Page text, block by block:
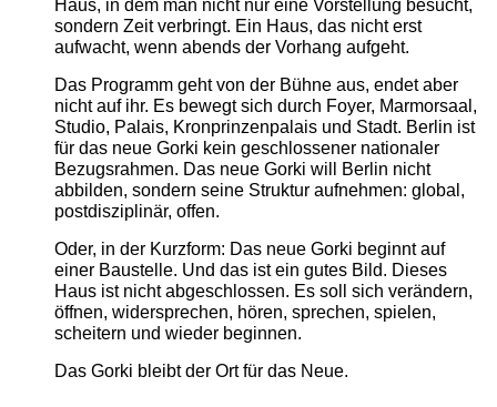
Haus, in dem man nicht nur eine Vorstellung besucht,
sondern Zeit verbringt. Ein Haus, das nicht erst
aufwacht, wenn abends der Vorhang aufgeht.
Das Programm geht von der Bühne aus, endet aber
nicht auf ihr. Es bewegt sich durch Foyer, Marmorsaal,
Studio, Palais, Kronprinzenpalais und Stadt. Berlin ist
für das neue Gorki kein geschlossener nationaler
Bezugsrahmen. Das neue Gorki will Berlin nicht
abbilden, sondern seine Struktur aufnehmen: global,
postdisziplinär, offen.
Oder, in der Kurzform: Das neue Gorki beginnt auf
einer Baustelle. Und das ist ein gutes Bild. Dieses
Haus ist nicht abgeschlossen. Es soll sich verändern,
öffnen, widersprechen, hören, sprechen, spielen,
scheitern und wieder beginnen.
Das Gorki bleibt der Ort für das Neue.